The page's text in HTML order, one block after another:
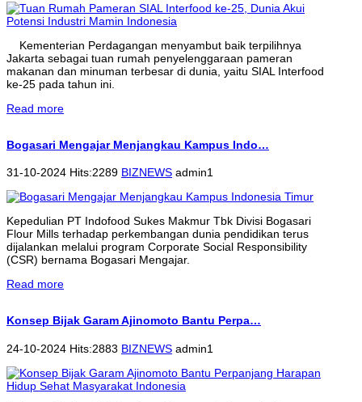
Kementerian Perdagangan menyambut baik terpilihnya
Jakarta sebagai tuan rumah penyelenggaraan pameran
makanan dan minuman terbesar di dunia, yaitu SIAL Interfood
ke-25 pada tahun ini.
Read more
Bogasari Mengajar Menjangkau Kampus Indo…
31-10-2024 Hits:2289 BIZNEWS admin1
Kepedulian PT Indofood Sukes Makmur Tbk Divisi Bogasari
Flour Mills terhadap perkembangan dunia pendidikan terus
dijalankan melalui program Corporate Social Responsibility
(CSR) bernama Bogasari Mengajar.
Read more
Konsep Bijak Garam Ajinomoto Bantu Perpa…
24-10-2024 Hits:2883 BIZNEWS admin1